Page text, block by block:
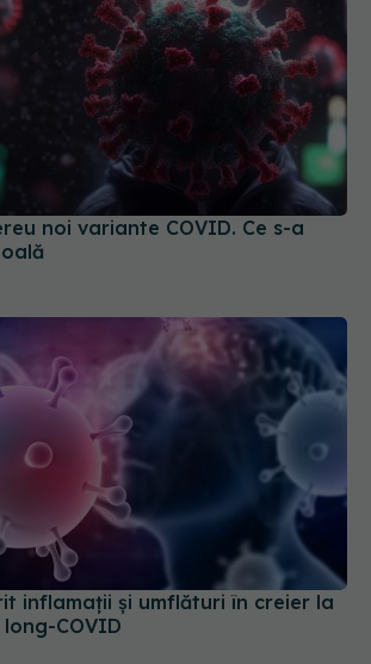
noi variante COVID. Ce s-a
inflamaţii și umflături în creier la
COVID